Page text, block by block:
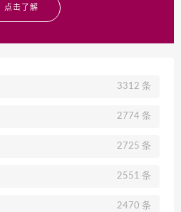
点击了解
3312 条
2774 条
2725 条
2551 条
2470 条